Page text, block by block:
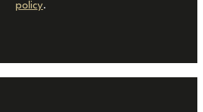
policy.